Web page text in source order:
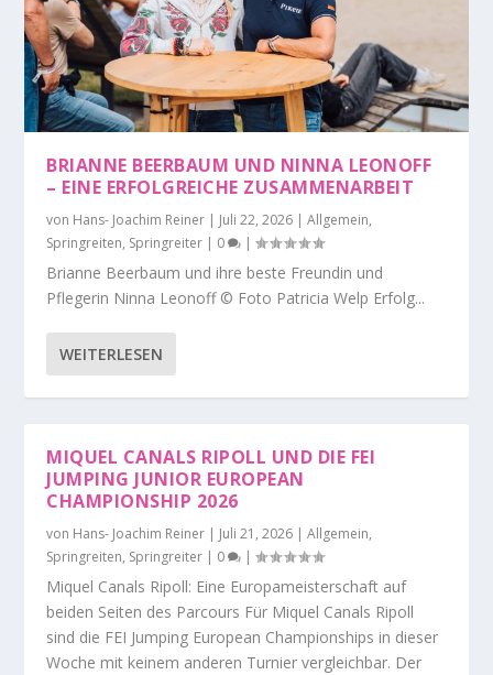
BRIANNE BEERBAUM UND NINNA LEONOFF
– EINE ERFOLGREICHE ZUSAMMENARBEIT
von Hans- Joachim Reiner | Juli 22, 2026 |Allgemein,
Springreiten, Springreiter | 0 |
Brianne Beerbaum und ihre beste Freundin und
Pflegerin Ninna Leonoff © Foto Patricia Welp Erfolg...
WEITERLESEN
MIQUEL CANALS RIPOLL UND DIE FEI
JUMPING JUNIOR EUROPEAN
CHAMPIONSHIP 2026
von Hans- Joachim Reiner | Juli 21, 2026 |Allgemein,
Springreiten, Springreiter | 0 |
Miquel Canals Ripoll: Eine Europameisterschaft auf
beiden Seiten des Parcours Für Miquel Canals Ripoll
sind die FEI Jumping European Championships in dieser
Woche mit keinem anderen Turnier vergleichbar. Der